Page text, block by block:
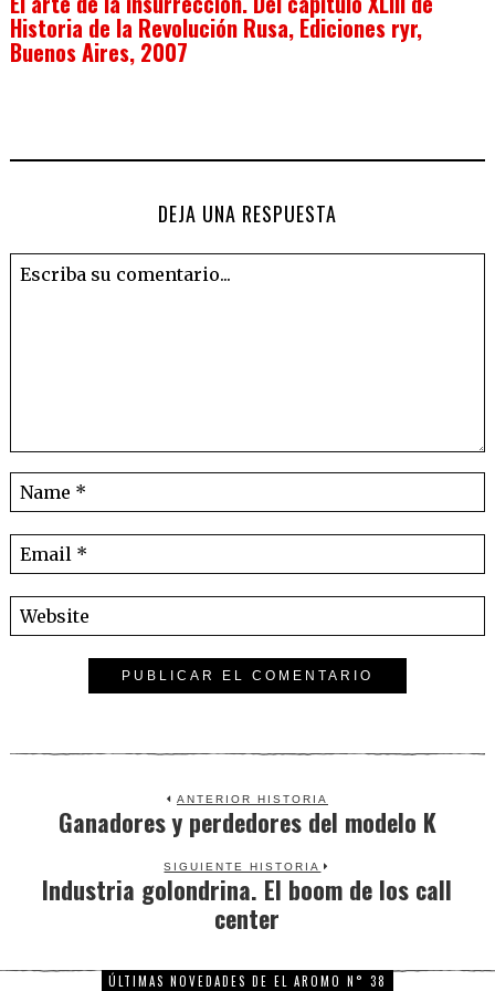
Historia de la Revolución Rusa, Ediciones ryr,
Buenos Aires, 2007
DEJA UNA RESPUESTA
ANTERIOR HISTORIA
Previous
Ganadores y perdedores del modelo K
SIGUIENTE HISTORIA
Next
post:
Industria golondrina. El boom de los call
center
ÚLTIMAS NOVEDADES DE EL AROMO N° 38